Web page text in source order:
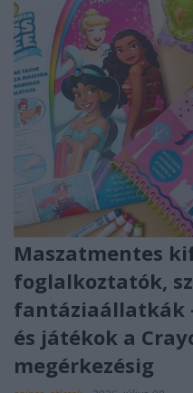
Maszatmentes
foglalkoztatók,
fantáziaállatkák
és játékok a
megérkezésig